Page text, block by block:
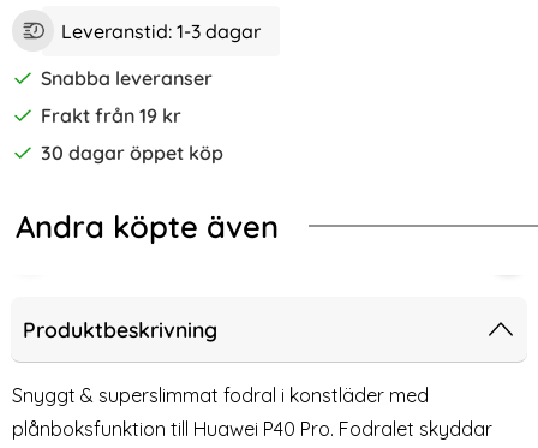
Leveranstid: 1-3 dagar
Snabba leveranser
Frakt från 19 kr
30 dagar öppet köp
Andra köpte även
(Rosa)
P40 Pro - Plånboksfodral - SvartHuawei P40 Pro - Plånboksfodral -
Produktbeskrivning
Snyggt & superslimmat fodral i konstläder med
plånboksfunktion till Huawei P40 Pro. Fodralet skyddar